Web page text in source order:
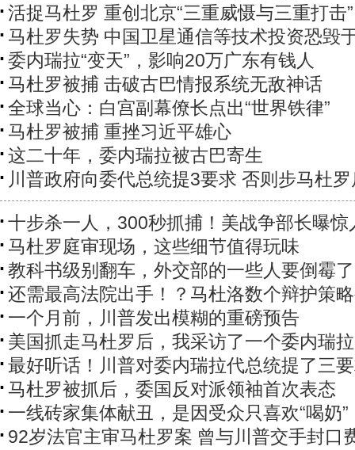
活捉马杜罗 重创北京“三重威慑与三重打击”
马杜罗失势 中国卫星通信等技术投资恐毁
委内瑞拉“变天”，影响20万广东有钱人
马杜罗被捕 击破古巴情报系统无敌神话
全球当心：白宫副幕僚长点出“世界铁律”
马杜罗被捕 重挫习近平雄心
这二十年，委内瑞拉被古巴寄生
川普政府向委代总统提3要求 否则步马杜
十步杀一人，300秒抓捕！美战争部长曝惊
马杜罗庭审现场，这些细节值得玩味
教科书级别翻车，外交部的一些人要倒霉了
还需最高法院出手！？马杜洛数个辩护策
一个月前，川普发出模糊的重磅预告
美国抓走马杜罗后，我采访了一个委内瑞
最好听话！川普对委内瑞拉代总统提了三
马杜罗被抓后，委国反对派领袖首次表态
一线砖家集体献丑，是因受众只喜欢“喝奶”
92岁法官主审马杜罗案 曾与川普交手封口